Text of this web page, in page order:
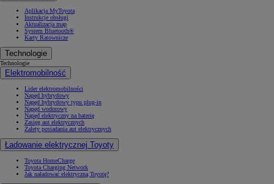
Aplikacja MyToyota
Instrukcje obsługi
Aktualizacja map
System Bluetooth®
Karty Ratownicze
Technologie
Technologie
Elektromobilność
Lider elektromobilności
Napęd hybrydowy
Napęd hybrydowy typu plug-in
Napęd wodorowy
Napęd elektryczny na baterię
Zasięg aut elektrycznych
Zalety posiadania aut elektrycznych
Ładowanie elektrycznej Toyoty
Toyota HomeCharge
Toyota Charging Network
Jak naładować elektryczną Toyotę?